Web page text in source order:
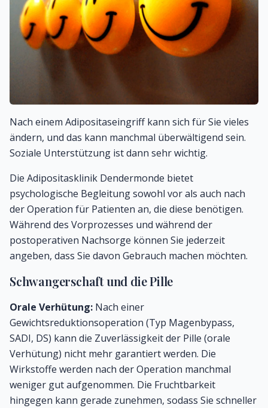
Nach einem Adipositaseingriff kann sich für Sie vieles
ändern, und das kann manchmal überwältigend sein.
Soziale Unterstützung ist dann sehr wichtig.
Die Adipositasklinik Dendermonde bietet
psychologische Begleitung sowohl vor als auch nach
der Operation für Patienten an, die diese benötigen.
Während des Vorprozesses und während der
postoperativen Nachsorge können Sie jederzeit
angeben, dass Sie davon Gebrauch machen möchten.
Schwangerschaft und die Pille
Orale Verhütung: Nach einer
Gewichtsreduktionsoperation (Typ Magenbypass,
SADI, DS) kann die Zuverlässigkeit der Pille (orale
Verhütung) nicht mehr garantiert werden. Die
Wirkstoffe werden nach der Operation manchmal
weniger gut aufgenommen. Die Fruchtbarkeit
hingegen kann gerade zunehmen, sodass Sie schneller